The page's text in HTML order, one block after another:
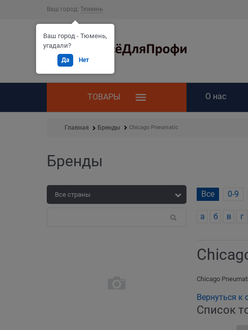
Ваш город: Тюмень
ТОВАРЫ О нас
Главная Бренды Chicago Pneumatic
Бренды
Все 0-9
а б в г
Chicago
Вернуться к
Список
Ваш город - Тюмень,
угадали?
Да Нет